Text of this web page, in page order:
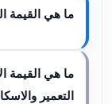
ما هي القيمة
التعمير